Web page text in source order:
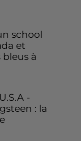
school
et
bleus à
-
: la